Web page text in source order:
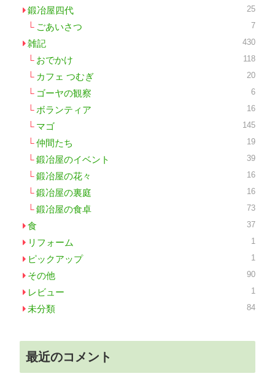
鍛冶屋四代 25
ごあいさつ 7
雑記 430
おでかけ 118
カフェ つむぎ 20
ゴーヤの観察 6
ボランティア 16
マゴ 145
仲間たち 19
鍛冶屋のイベント 39
鍛冶屋の花々 16
鍛冶屋の裏庭 16
鍛冶屋の食卓 73
食 37
リフォーム 1
ピックアップ 1
その他 90
レビュー 1
未分類 84
最近のコメント